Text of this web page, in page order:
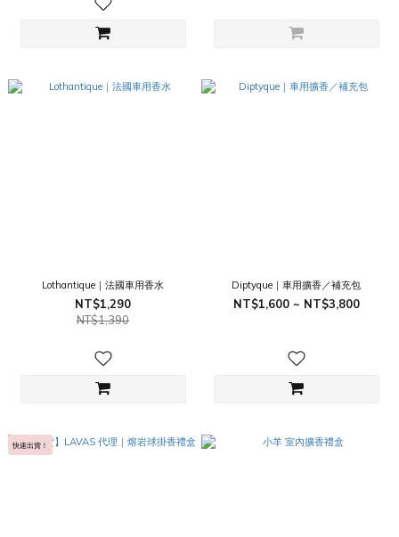
Lothantique｜法國車用香水
NT$1,290
NT$1,390
Diptyque｜車用擴香／補充包
NT$1,600 ~ NT$3,800
快速出貨！